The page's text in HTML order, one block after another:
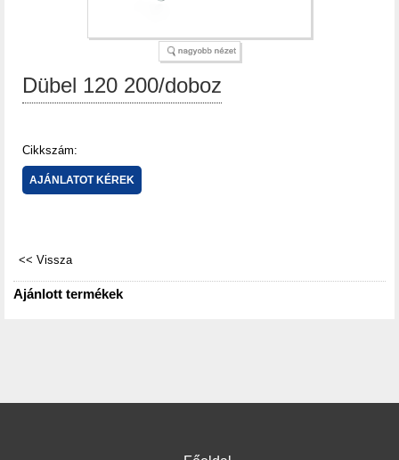
Dübel 120 200/doboz
Cikkszám:
Ajánlott termékek